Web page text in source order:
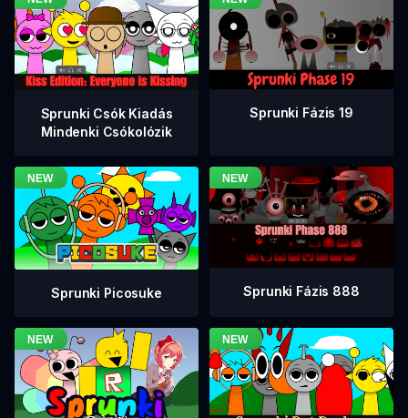
Sprunki Csók Kiadás
Mindenki Csókolózik
Sprunki Fázis 19
Sprunki Picosuke Sprunki Fázis 888